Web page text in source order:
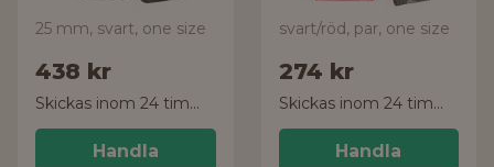
25 mm, svart, one size
438 kr
Skickas inom 24 timmar!
Handla
svart/röd, par, one size
274 kr
Skickas inom 24 timmar!
Handla